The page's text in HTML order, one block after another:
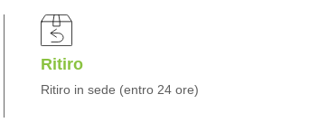
Ritiro
Ritiro in sede (entro 24 ore)